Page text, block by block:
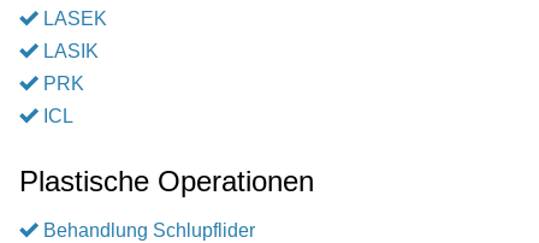
LASEK
LASIK
PRK
ICL
Plastische Operationen
Behandlung Schlupflider